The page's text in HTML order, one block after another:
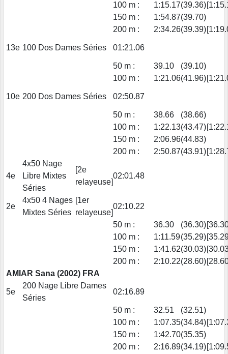
100 m :
1:15.17(39.36)
150 m :
1:54.87(39.70)
200 m :
2:34.26(39.39)
13e 100 Dos Dames Séries 01:21.06
50 m : 39.10
(39.10)
100 m :
1:21.06(41.96)
10e 200 Dos Dames Séries 02:50.87
50 m : 38.66
(38.66)
100 m :
1:22.13(43.47)
150 m :
2:06.96(44.83)
200 m :
2:50.87(43.91)
4e
4x50 Nage
Libre Mixtes
Séries
[2e
relayeuse]
02:01.48
2e
4x50 4 Nages
Mixtes Séries
[1er
relayeuse]
02:10.22
50 m : 36.30 (36.30)
100 m :
1:11.59(35.29)
150 m :
1:41.62(30.03)
200 m :
2:10.22(28.60)
AMIAR Sana (2002) FRA
5e
200 Nage Libre Dames
Séries
02:16.89
50 m : 32.51
(32.51)
100 m :
1:07.35(34.84)
150 m :
1:42.70(35.35)
200 m :
2:16.89(34.19)